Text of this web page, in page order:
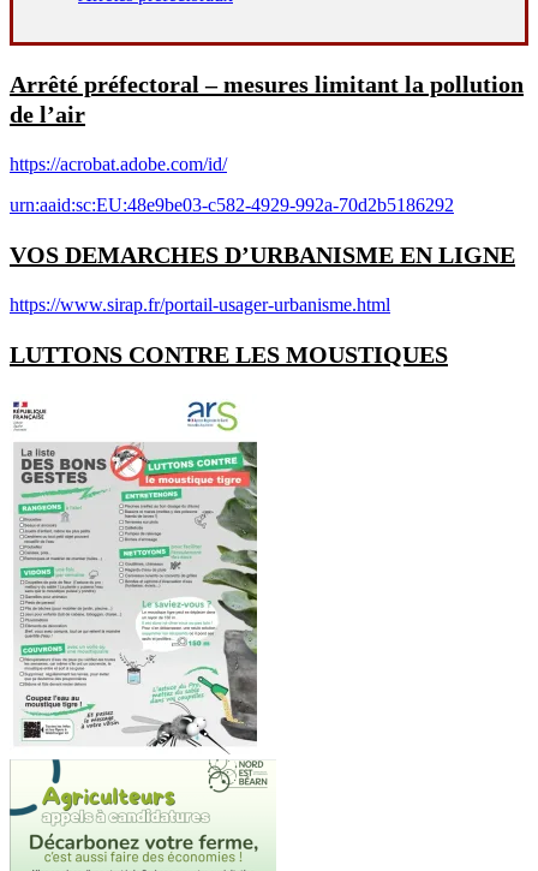
Arrêté préfectoral – mesures limitant la pollution
de l’air
https://acrobat.adobe.com/id/
urn:aaid:sc:EU:48e9be03-c582-4929-992a-70d2b5186292
VOS DEMARCHES D’URBANISME EN LIGNE
https://www.sirap.fr/portail-usager-urbanisme.html
LUTTONS CONTRE LES MOUSTIQUES